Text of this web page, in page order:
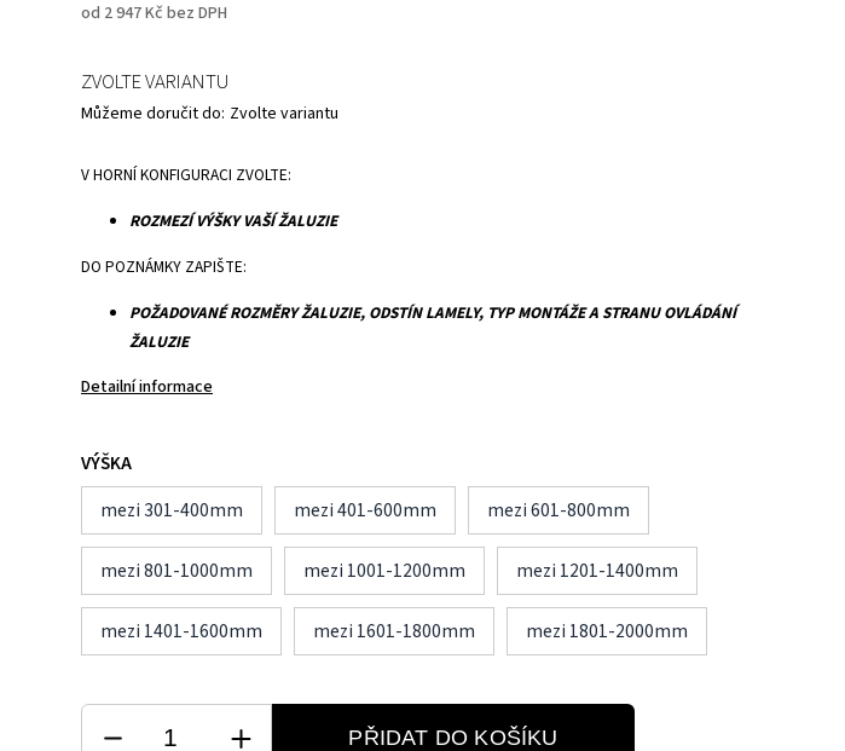
od 2 947 Kč bez DPH
V HORNÍ KONFIGURACI ZVOLTE:
ROZMEZÍ VÝŠKY VAŠÍ ŽALUZIE
DO POZNÁMKY ZAPIŠTE:
POŽADOVANÉ ROZMĚRY ŽALUZIE, ODSTÍN LAMELY, TYP MONTÁŽE A STRANU OVLÁDÁNÍ
ŽALUZIE
Detailní informace
VÝŠKA
mezi 301-400mm
mezi 401-600mm mezi 601-800mm
mezi 801-1000mm mezi 1001-1200mm mezi 1201-1400mm
mezi 1401-1600mm mezi 1601-1800mm mezi 1801-2000mm
ZVOLTE VARIANTU
Můžeme doručit do: Zvolte variantu
PŘIDAT DO KOŠÍKU